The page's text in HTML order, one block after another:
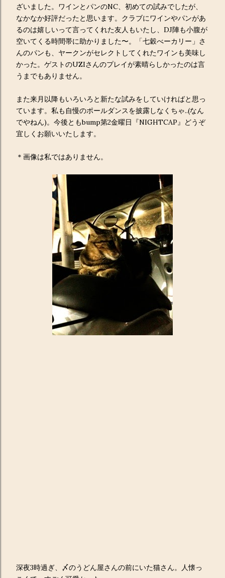
ざいました。ワインとパンのNC、初めての試みでしたが、
なかなか好評だったと思います。クラブにワインやパンがあ
るのは嬉しいって言ってくれた友人もいたし、DJ陣も小腹が
空いてくる時間帯に助かりました〜。「七穀べーカリー」さ
んのパンも、ヤークンがセレクトしてくれたワインも美味し
かった。ゲストのUZIさんのプレイが素晴らしかったのは言
うまでもありません。
また来月以降もいろいろと新たな試みをしていければと思っ
ています。私も自慢のポールダンスを披露しなくちゃ..(なん
でやねん)。今後ともbump第2金曜日『NIGHTCAP』どうぞ
宜しくお願いいたします。
＊画像は私ではありません。
深夜3時過ぎ、〆のうどん屋さんの前にいた猫さん。人懐っ